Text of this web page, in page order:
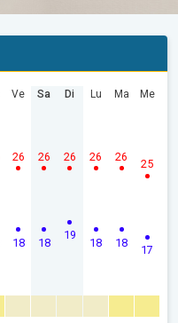
Ve
18
26
Sa
18
26
Di
19
26
Lu
18
26
Ma
18
26
Me
17
25